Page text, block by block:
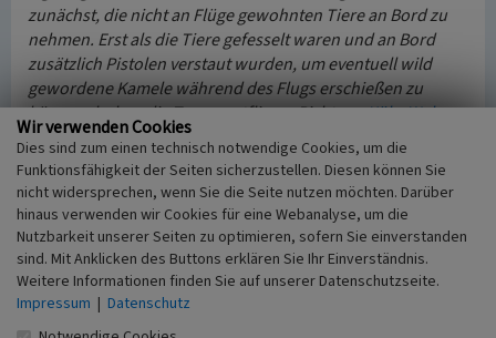
zunächst, die nicht an Flüge gewohnten Tiere an Bord zu
nehmen. Erst als die Tiere gefesselt waren und an Bord
zusätzlich Pistolen verstaut wurden, um eventuell wild
gewordene Kamele während des Flugs erschießen zu
können, hoben die Transportflieger RichtungKöln-Wahn
ab.“(www.koeln-lotse.de)
Zu dem Rennen wird berichtet, dass zuvor über die
Streckenlautsprecher ein Danktelegramm des damaligen
Bundesaußenministers Willy Brandt (1913-1992) an König
Hassan verlesen wurde. In dem Lauf selbst waren es die
acht eingesetzten Renndromedare, die auf Geraden
Geschwindigkeiten von bis zu 60 km/h erreichen können,
dann allerdings„nicht gewohnt ..., Kurven im Höchsttempo
Wir verwenden Cookies
Dies sind zum einen technisch notwendige Cookies, um die
Funktionsfähigkeit der Seiten sicherzustellen. Diesen können Sie
nicht widersprechen, wenn Sie die Seite nutzen möchten. Darüber
hinaus verwenden wir Cookies für eine Webanalyse, um die
Nutzbarkeit unserer Seiten zu optimieren, sofern Sie einverstanden
sind. Mit Anklicken des Buttons erklären Sie Ihr Einverständnis.
Weitere Informationen finden Sie auf unserer Datenschutzseite.
Impressum | Datenschutz